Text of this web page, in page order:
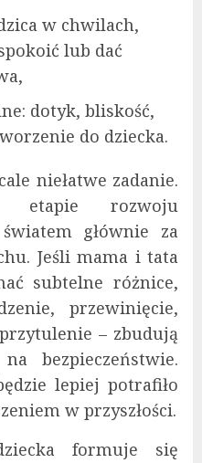
w chwilach,
lub dać
dotyk, bliskość,
do dziecka.
niełatwe zadanie.
rozwoju
głównie za
Jeśli mama i tata
subtelne różnice,
przewinięcie,
– zbudują
bezpieczeństwie.
lepiej potrafiło
w przyszłości.
formuje się